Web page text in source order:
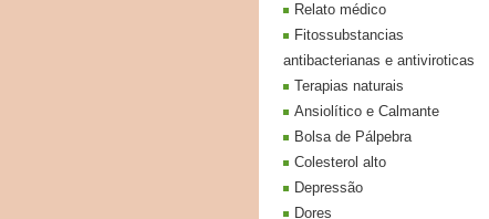
Relato médico
Fitossubstancias
antibacterianas e antiviroticas
Terapias naturais
Ansiolítico e Calmante
Bolsa de Pálpebra
Colesterol alto
Depressão
Dores